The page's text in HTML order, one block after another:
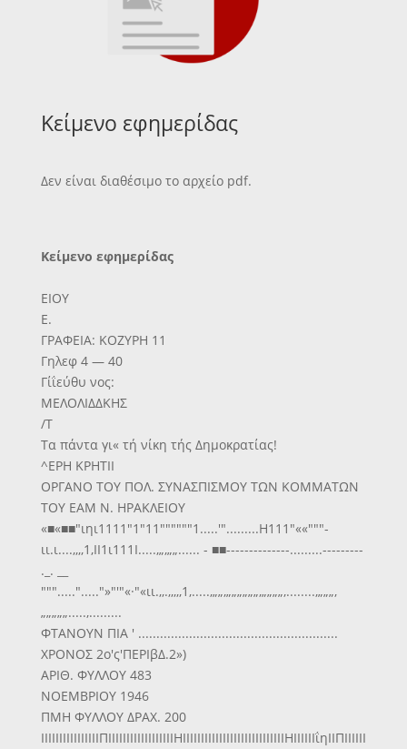
Κείμενο εφημερίδας
Δεν είναι διαθέσιμο το αρχείο pdf.
Κείμενο εφημερίδας
ΕΙΟΥ
Ε.
ΓΡΑΦΕΙΑ: ΚΟΖΥΡΗ 11
Γηλεφ 4 — 40
Γίΐεύθυ νος:
ΜΕΛΟΛΙΔΔΚΗΣ
/Τ
Τα πάντα γι« τή νίκη τής Δημοκρατίας!
^ΕΡΗ ΚΡΗΤΙΙ
ΟΡΓΑΝΟ ΤΟΥ ΠΟΛ. ΣΥΝΑΣΠΙΣΜΟΥ ΤΩΝ ΚΟΜΜΑΤΩΝ
ΤΟΥ ΕΑΜ Ν. ΗΡΑΚΛΕΙΟΥ
«■«■■"ιηι1111"1"11""""""1.....'".........Η111"««"""-
ιι.ι....,,,,1,ΙΙ1ι111Ι.....,„,„„...... - ■■--------------.........---------
._. __
"""....."....."»"'"«·"«ιι.,,.,,,,,1,.....,„„,„„„„„„,„„„„,........,„„„,
„„„„„.....,.........
ΦΤΑΝΟΥΝ ΠΙΑ ' .......................................................
ΧΡΟΝΟΣ 2ο'ς'ΠΕΡΙβΔ.2»)
ΑΡΙΘ. ΦΥΛΛΟΥ 483
ΝΟΕΜΒΡΙΟΥ 1946
ΠΜΗ ΦΥΛΛΟΥ ΔΡΑΧ. 200
ΙΙΙΙΙΙΙΙΙΙΙΙΙΙΙΙΠΙΙΙΙΙΙΙΙΙΙΙΙΙΙΙΙΙΙΗΙΙΙΙΙΙΙΙΙΙΙΙΙΙΙΙΙΙΙΙΙΙΙΙΙΙΙΙΗΙΙΙΙΙΙΐηΙΙΠΙΙΙΙΙΙ